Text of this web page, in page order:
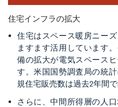
住宅インフラの拡大
住宅はスペース暖房ニー
ますます活用しています
備の拡大が電気スペース
す。米国国勢調査局の統
規住宅販売数は過去2年間で
さらに、中間所得層の人